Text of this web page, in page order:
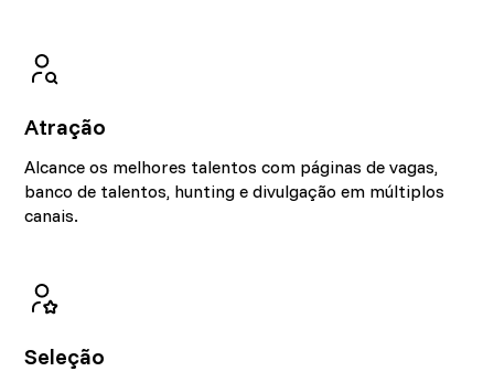
Atração
Alcance os melhores talentos com páginas de vagas,
banco de talentos, hunting e divulgação em múltiplos
canais.
Seleção